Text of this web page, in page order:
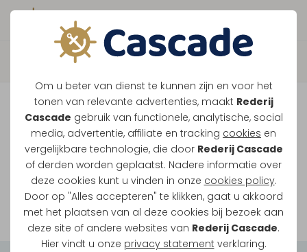
Om u beter van dienst te kunnen zijn en voor het
tonen van relevante advertenties, maakt Rederij
Cascade gebruik van functionele, analytische, social
media, advertentie, affiliate en tracking cookies en
vergelijkbare technologie, die door Rederij Cascade
of derden worden geplaatst. Nadere informatie over
deze cookies kunt u vinden in onze cookies policy.
Door op "Alles accepteren" te klikken, gaat u akkoord
met het plaatsen van al deze cookies bij bezoek aan
deze site of andere websites van Rederij Cascade.
Hier vindt u onze privacy statement verklaring.
Boek direct je vaart
Vaar je mee over de
Maasplassen?
Ondanks de lage waterstanden gaan
onze vaarten gewoon door.
Bekijk onze rondvaarten